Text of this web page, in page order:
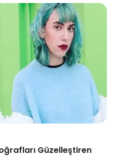
Güzelleştiren